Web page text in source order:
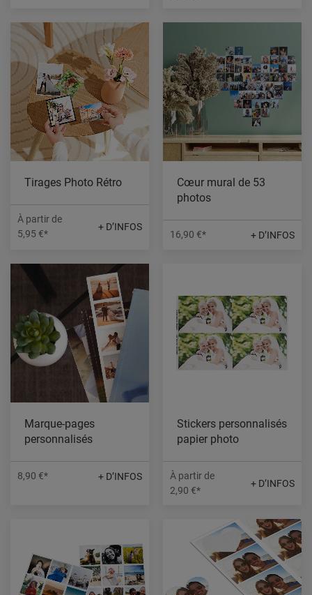
Tirages Photo Rétro
À partir de
5,95 €*
+ D’INFOS
Cœur mural de 53
photos
16,90 €* + D’INFOS
Marque-pages
personnalisés
8,90 €* + D’INFOS
Stickers personnalisés
papier photo
À partir de
2,90 €*
+ D’INFOS